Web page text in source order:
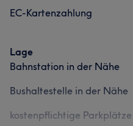
EC-Kartenzahlung
Lage
Bahnstation in der Nähe
Bushaltestelle in der Nähe
kostenpflichtige Parkplätze